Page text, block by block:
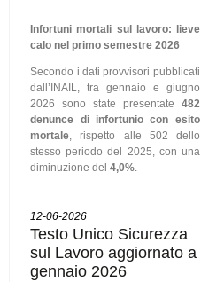
Infortuni mortali sul lavoro: lieve
calo nel primo semestre 2026
Secondo i dati provvisori pubblicati
dall’INAIL, tra gennaio e giugno
2026 sono state presentate 482
denunce di infortunio con esito
mortale, rispetto alle 502 dello
stesso periodo del 2025, con una
diminuzione del4,0%.
12-06-2026
Testo Unico Sicurezza
sul Lavoro aggiornato a
gennaio 2026